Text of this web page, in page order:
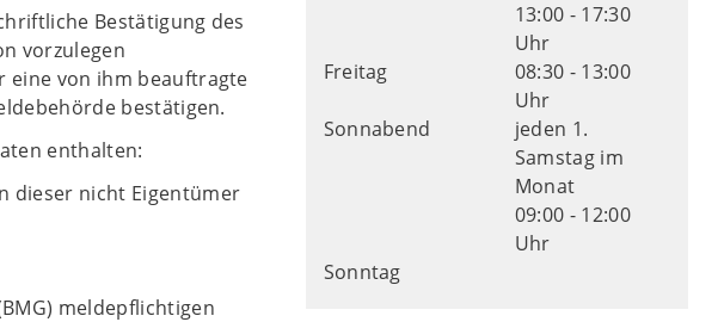
Bestätigung des
vorzulegen
eine von ihm beauftragte
bestätigen.
enthalten:
dieser nicht Eigentümer
meldepflichtigen
13:00 - 17:30
Uhr
Freitag
08:30 - 13:00
Uhr
Sonnabend
jeden 1.
Samstag im
Monat
09:00 - 12:00
Uhr
Sonntag